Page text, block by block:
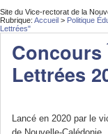
Site du Vice-rectorat de la
Rubrique: Accueil > Politique
Lettrées"
Concours
Lettrées
Lancé en 2020 par le